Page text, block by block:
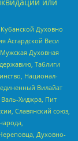
или
Духовно
Асгардской Веси
Духовная
Таблиги
Национал-
Вилайат
Хиджра, Пит
Славянский союз,
Духовно-